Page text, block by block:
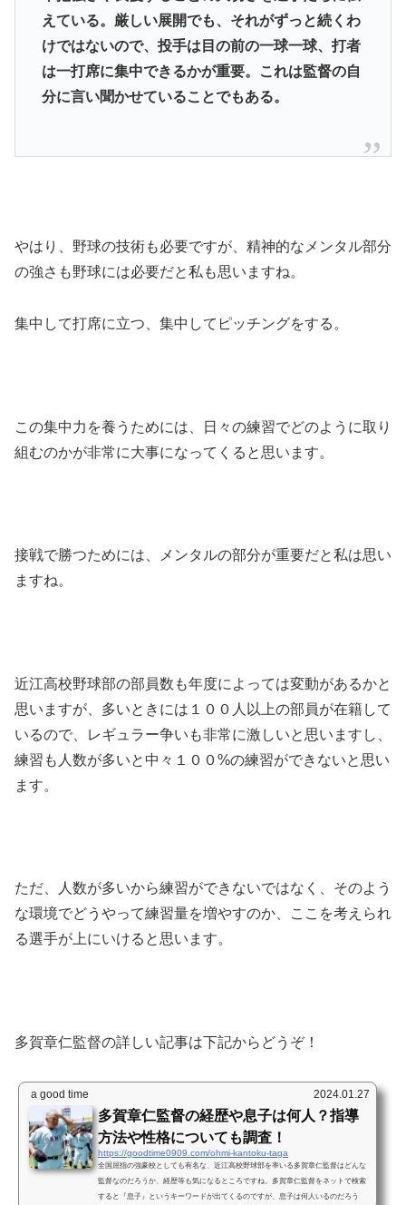
えている。厳しい展開でも、それがずっと続くわ
けではないので、投手は目の前の一球一球、打者
は一打席に集中できるかが重要。これは監督の自
分に言い聞かせていることでもある。
やはり、野球の技術も必要ですが、精神的なメンタル部分
の強さも野球には必要だと私も思いますね。
集中して打席に立つ、集中してピッチングをする。
この集中力を養うためには、日々の練習でどのように取り
組むのかが非常に大事になってくると思います。
接戦で勝つためには、メンタルの部分が重要だと私は思い
ますね。
近江高校野球部の部員数も年度によっては変動があるかと
思いますが、多いときには１００人以上の部員が在籍して
いるので、レギュラー争いも非常に激しいと思いますし、
練習も人数が多いと中々１００%の練習ができないと思い
ます。
ただ、人数が多いから練習ができないではなく、そのよう
な環境でどうやって練習量を増やすのか、ここを考えられ
る選手が上にいけると思います。
多賀章仁監督の詳しい記事は下記からどうぞ！
a good time 2024.01.27
多賀章仁監督の経歴や息子は何人？指導
方法や性格についても調査！
https://goodtime0909.com/ohmi-kantoku-taga
全国屈指の強豪校としても有名な、近江高校野球部を率いる多賀章仁監督はどんな
監督なのだろうか、経歴等も気になるところですね。多賀章仁監督をネットで検索
すると『息子』というキーワードが出てくるのですが、息子は何人いるのだろう